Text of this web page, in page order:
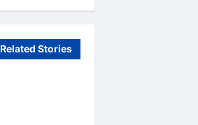
a
i
Related Stories
دانستنیهای پزشکی